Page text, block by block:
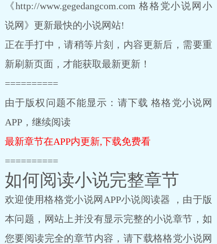
《http://www.gegedangcom.com 格格党小说网小
说网》更新最快的小说网站!
正在手打中，请稍等片刻，内容更新后，需要重
新刷新页面，才能获取最新更新！
==========
由于版权问题不能显示：请下载 格格党小说网
APP，继续阅读
最新章节在APP内更新,下载免费看
==========
如何阅读小说完整章节
欢迎使用格格党小说网APP小说阅读器 ，由于版
本问题，网站上并没有显示完整的小说章节，如
您要阅读完全的章节内容，请下载格格党小说网